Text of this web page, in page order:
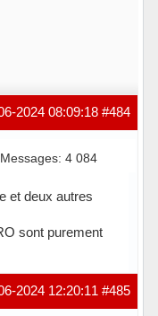
#484
2024 08:09:18
Messages: 4 084
et deux autres
sont purement
#485
2024 12:20:11